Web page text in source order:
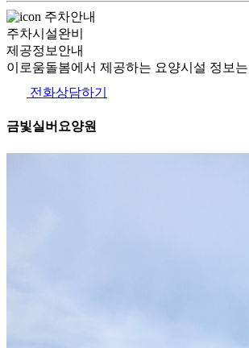
주차안내
주차시설완비
제공정보안내
이로움돌봄에서 제공하는 요양시설 정보
전화상담하기
금빛실버요양원